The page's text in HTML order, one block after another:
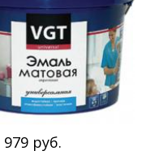
979 руб.